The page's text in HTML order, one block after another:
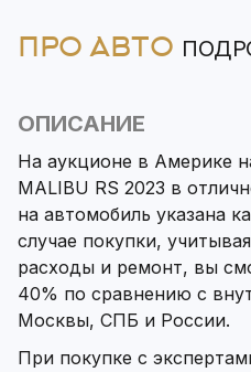
ПРО АВТО
ОПИСАНИЕ
На аукционе в Америке
MALIBU RS 2023 в
на автомобиль указана
случае покупки,
расходы и ремонт, вы
40% по сравнению с
Москвы, СПБ и России.
При покупке с